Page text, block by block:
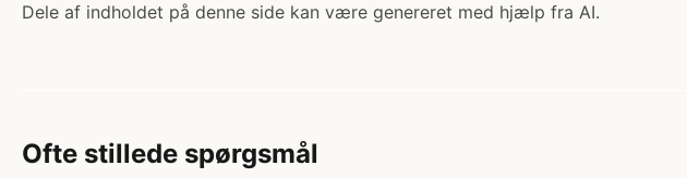
Dele af indholdet på denne side kan være genereret med hjælp fra AI.
Ofte stillede spørgsmål